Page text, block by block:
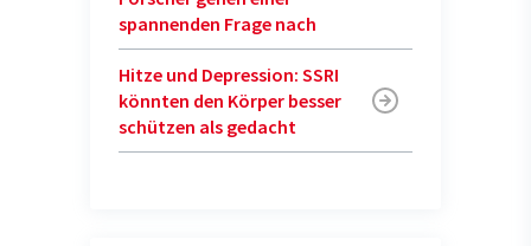
spannenden Frage nach
Hitze und Depression: SSRI
könnten den Körper besser
schützen als gedacht